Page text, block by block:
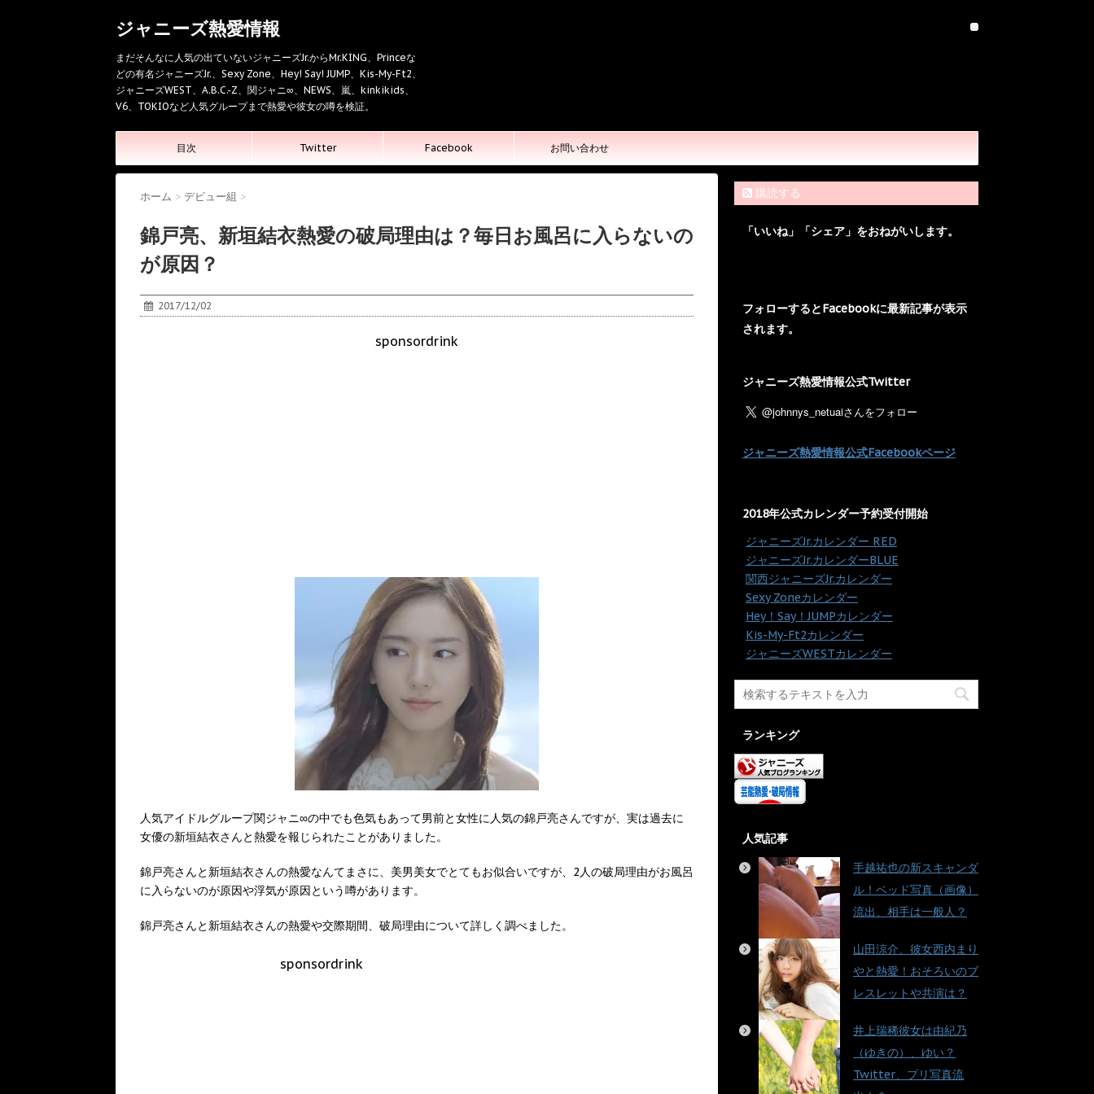
ジャニーズ熱愛情報
まだそんなに人気の出ていないジャニーズJr.からMr.KING、Princeな
どの有名ジャニーズJr.、Sexy Zone、Hey! Say! JUMP、Kis-My-Ft2、
ジャニーズWEST、A.B.C.-Z、関ジャニ∞、NEWS、嵐、kinkikids、
V6、TOKIOなど人気グループまで熱愛や彼女の噂を検証。
目次 Twitter Facebook お問い合わせ
ホーム > デビュー組 >
錦戸亮、新垣結衣熱愛の破局理由は？毎日お風呂に入らないの
が原因？
2017/12/02
sponsordrink
人気アイドルグループ関ジャニ∞の中でも色気もあって男前と女性に人気の錦戸亮さんですが、実は過去に
女優の新垣結衣さんと熱愛を報じられたことがありました。
錦戸亮さんと新垣結衣さんの熱愛なんてまさに、美男美女でとてもお似合いですが、2人の破局理由がお風呂
に入らないのが原因や浮気が原因という噂があります。
錦戸亮さんと新垣結衣さんの熱愛や交際期間、破局理由について詳しく調べました。
sponsordrink
購読する
「いいね」「シェア」をおねがいします。
フォローするとFacebookに最新記事が表示
されます。
ジャニーズ熱愛情報公式Twitter
ジャニーズ熱愛情報公式Facebookページ
2018年公式カレンダー予約受付開始
ジャニーズJr.カレンダー RED
ジャニーズJr.カレンダーBLUE
関西ジャニーズJr.カレンダー
Sexy Zoneカレンダー
Hey！Say！JUMPカレンダー
Kis-My-Ft2カレンダー
ジャニーズWESTカレンダー
ランキング
人気記事
手越祐也の新スキャンダ
ル！ベッド写真（画像）
流出、相手は一般人？
山田涼介、彼女西内まり
やと熱愛！おそろいのブ
レスレットや共演は？
井上瑞稀彼女は由紀乃
（ゆきの）、ゆい？
Twitter、プリ写真流